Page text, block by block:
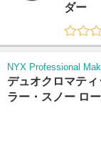
ダー
NYX Professional
デュオクロマテ
ラー・スノー ロ